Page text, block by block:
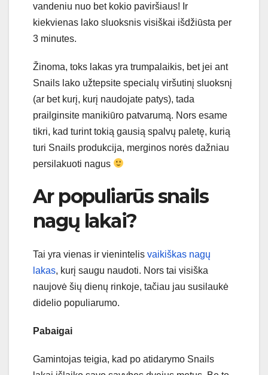
vandeniu nuo bet kokio paviršiaus! Ir
kiekvienas lako sluoksnis visiškai išdžiūsta per
3 minutes.
Žinoma, toks lakas yra trumpalaikis, bet jei ant
Snails lako užtepsite specialų viršutinį sluoksnį
(ar bet kurį, kurį naudojate patys), tada
prailginsite manikiūro patvarumą. Nors esame
tikri, kad turint tokią gausią spalvų paletę, kurią
turi Snails produkcija, merginos norės dažniau
persilakuoti nagus
Ar populiarūs snails
nagų lakai?
Tai yra vienas ir vienintelis vaikiškas nagų
lakas, kurį saugu naudoti. Nors tai visiška
naujovė šių dienų rinkoje, tačiau jau susilaukė
didelio populiarumo.
Pabaigai
Gamintojas teigia, kad po atidarymo Snails